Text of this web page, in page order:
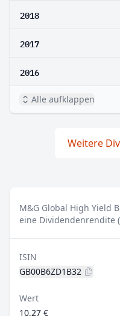
2018
2017
2016
Alle aufklappen
Weitere
M&G Global High Yield
eine Dividendenrendite
ISIN
GB00B6ZD1B32
Wert
10,27 €